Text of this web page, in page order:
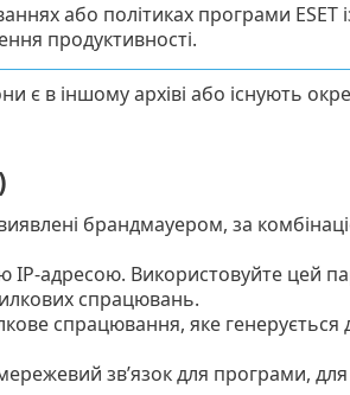
або політиках програми ESET
продуктивності.
є в іншому архіві або існують
брандмауером, за
IP-адресою. Використовуйте цей
спрацювань.
спрацювання, яке генерується
зв’язок для програми, для